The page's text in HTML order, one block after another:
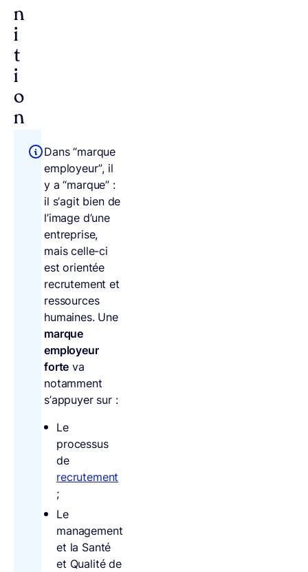
n
i
t
i
o
n
Dans “marque
employeur”, il
y a “marque” :
il s’agit bien de
l’image d’une
entreprise,
mais celle-ci
est orientée
recrutement et
ressources
humaines. Une
marque
employeur
forte va
notamment
s’appuyer sur :
Le
processus
de
recrutement
;
Le
management
et la Santé
et Qualité de